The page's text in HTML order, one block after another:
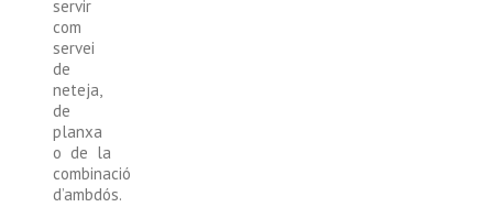
servir
com
servei
de
neteja,
de
planxa
o de la
combinació
d’ambdós.